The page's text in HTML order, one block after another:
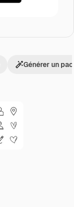
Générer un